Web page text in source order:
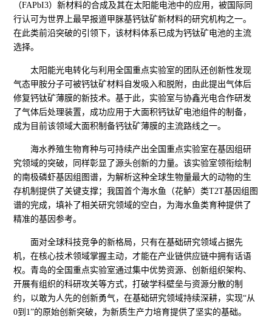
（FAPbI3）新材料的合成及其在太阳能电池中的应用，被国际同
行认可为世界上最早报道甲脒基钙钛矿新材料的研究机构之一。
在此类前沿突破的引领下，该材料体系已成为钙钛矿电池的主流
选择。
太阳能光电转化与利用全国重点实验室的团队还创新性发现
气态甲胺分子可被钙钛矿材料自发吸入和脱附，由此提出气体后
修复钙钛矿薄膜的新技术。基于此，实验室与协鑫光电合作研发
了气体后处理装置，成功应用于大面积钙钛矿电池组件的制备，
成为目前该领域大面积制备钙钛矿薄膜的主流路线之一。
海水养殖生物育种与可持续产出全国重点实验室在基因组研
究领域的突破，同样彰显了源头创新的力量。该实验室领衔绘制
的南极磷虾基因组图谱，为解析这种全球生物量最大的动物的生
存机制提供了关键支撑；我国首个海水鱼（花鲈）类T2T基因组图
谱的完成，填补了相关研究领域的空白，为海水鱼类育种提供了
精准的基因参考。
面对全球科技竞争的新格局，只有在基础研究领域占据先
机，在核心技术领域掌握主动，才能在产业链供应链中拥有话语
权。青岛的全国重点实验室通过集中优势资源、创新组织架构、
开展有组织的科研攻关等方式，打破学科壁垒与资源分散的制
约，以敢为人先的创新勇气，在基础研究领域持续深耕，实现“从
0到1”的原始创新突破，为新质生产力培育提供了坚实的基础。